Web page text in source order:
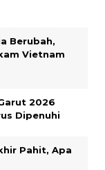
Berubah,
Vietnam
2026
Dipenuhi
Pahit, Apa